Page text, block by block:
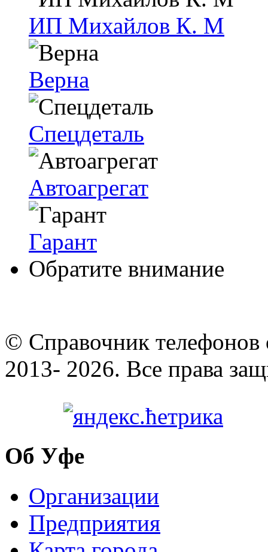
ИП Михайлов К. М
Верна
Спецдеталь
Автоагрегат
Гарант
Обратите внимание
© Cправочник телефонов
2013- 2026. Все права
Об Уфе
Организации
Предприятия